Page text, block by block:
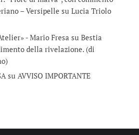
– Versipelle su Lucia Triolo
- Mario Fresa su Bestia
della rivelazione. (di
su AVVISO IMPORTANTE